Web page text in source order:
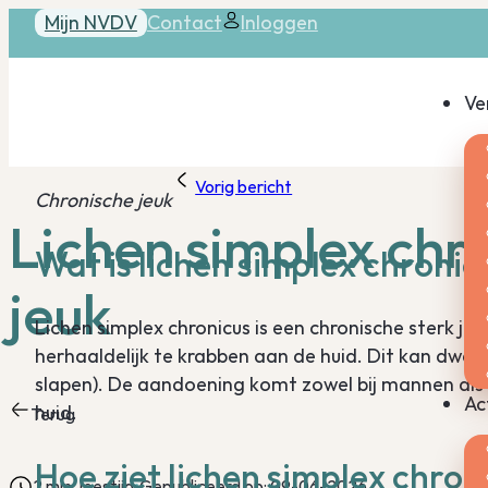
Mijn NVDV Contact Inloggen
Lichen simplex
jeuk
Terug
Chronische jeuk
Wat is lichen simplex
Lichen simplex chronicus is een chronische sterk
herhaaldelijk te krabben aan de huid. Dit kan
slapen). De aandoening komt zowel bij mannen
huid.
Hoe ziet lichen simplex
Vorig bericht